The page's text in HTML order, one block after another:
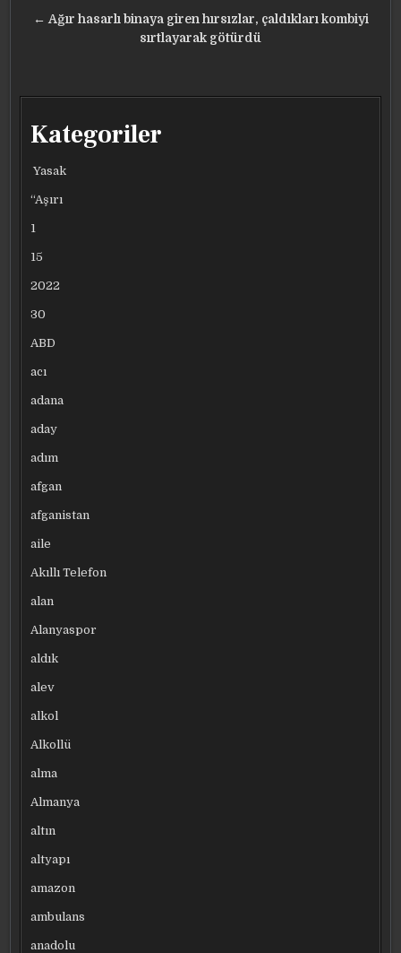
gezinmesi
← Ağır hasarlı binaya giren hırsızlar, çaldıkları kombiyi
sırtlayarak götürdü
Kategoriler
Yasak
“Aşırı
1
15
2022
30
ABD
acı
adana
aday
adım
afgan
afganistan
aile
Akıllı Telefon
alan
Alanyaspor
aldık
alev
alkol
Alkollü
alma
Almanya
altın
altyapı
amazon
ambulans
anadolu